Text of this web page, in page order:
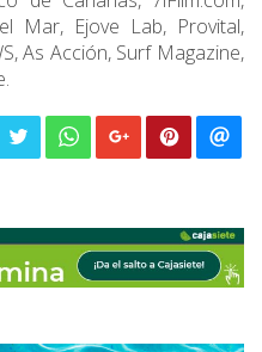
Mar, Ejove Lab, Provital,
As Acción, Surf Magazine,